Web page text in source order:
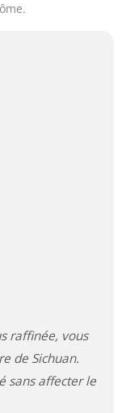
raffinée, vous
de Sichuan.
sans affecter le